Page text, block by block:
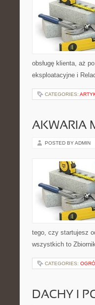
obsługę klienta, aż
eksploatacyjne i
CATEGORIES:
AKWARIA
POSTED BY ADMIN
tego, czy startujesz
wszystkich to
CATEGORIES:
DACHY I